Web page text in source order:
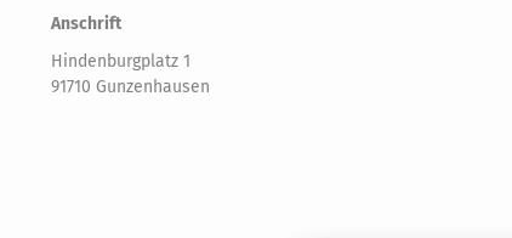
Anschrift
Hindenburgplatz 1
91710 Gunzenhausen